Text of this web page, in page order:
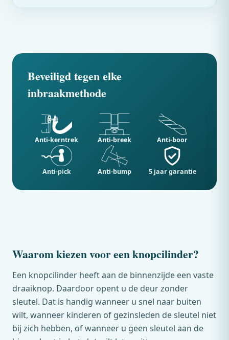
Beveiligd tegen elke
inbraakmethode
Anti-kerntrek Anti-breek Anti-boor
Anti-pick Anti-bump 5 jaar garantie
Waarom kiezen voor een knopcilinder?
Een knopcilinder heeft aan de binnenzijde een vaste
draaiknop. Daardoor opent u de deur zonder
sleutel. Dat is handig wanneer u snel naar buiten
wilt, wanneer kinderen of gezinsleden de sleutel niet
bij zich hebben, of wanneer u geen sleutel aan de